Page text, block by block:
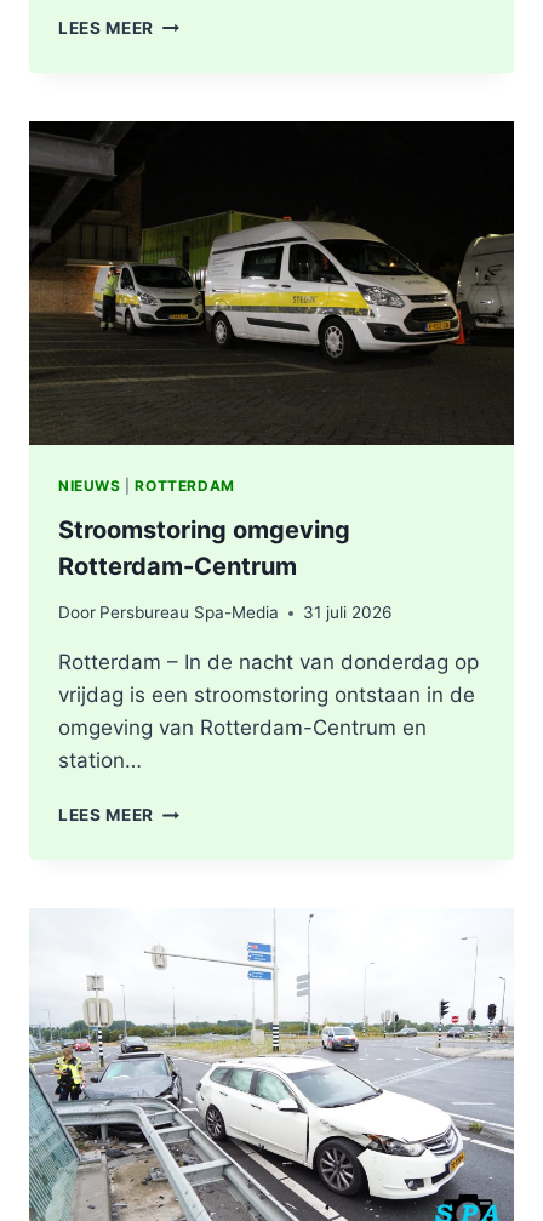
LEES MEER SCOOTER
BIJ
IN
ROTTERDAM
NIEUWS |ROTTERDAM
Stroomstoring omgeving
Rotterdam-Centrum
Door Persbureau Spa-Media 31 juli 2026
Rotterdam – In de nacht van donderdag op
vrijdag is een stroomstoring ontstaan in de
omgeving van Rotterdam-Centrum en
station…
LEES MEER STROOMSTORING